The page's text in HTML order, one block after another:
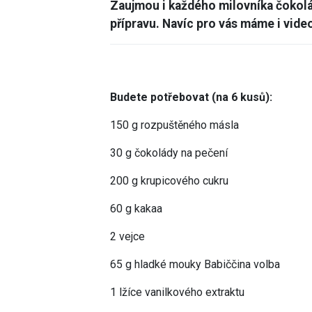
Zaujmou i každého milovníka
přípravu. Navíc pro vás máme i
Budete potřebovat (na 6 kusů):
150 g rozpuštěného másla
30 g čokolády na pečení
200 g krupicového cukru
60 g kakaa
2 vejce
65 g hladké mouky Babiččina volba
1 lžíce vanilkového extraktu